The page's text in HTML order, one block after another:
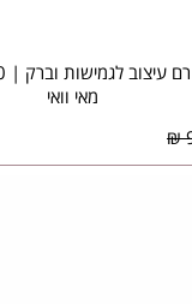
מאי וואי